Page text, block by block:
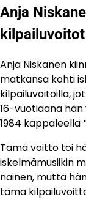
Anja
kilpailuvoitot
Anja Niskanen
matkansa kohti
kilpailuvoitoilla,
16-vuotiaana
1984 kappaleella
Tämä voitto toi
iskelmämusiikin
nainen, mutta
tämä